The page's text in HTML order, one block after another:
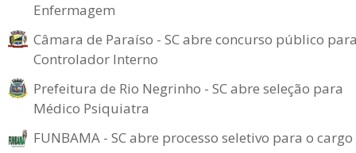
Enfermagem
Câmara de Paraíso - SC abre concurso público
Controlador Interno
Prefeitura de Rio Negrinho - SC abre seleção para
Médico Psiquiatra
FUNBAMA - SC abre processo seletivo para o cargo